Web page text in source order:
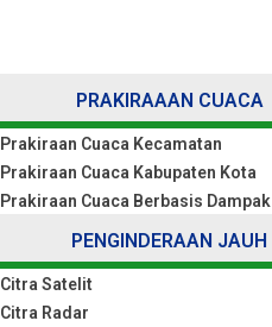
PRAKIRAAAN CUACA
Prakiraan Cuaca Kecamatan
Prakiraan Cuaca Kabupaten Kota
Prakiraan Cuaca Berbasis Dampak
PENGINDERAAN JAUH
Citra Satelit
Citra Radar